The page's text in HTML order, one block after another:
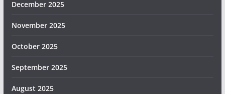
December 2025
November 2025
October 2025
September 2025
August 2025